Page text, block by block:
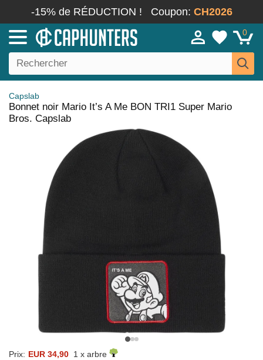
-15% de RÉDUCTION ! Coupon: CH2026
0
Capslab
Bonnet noir Mario It’s A Me BON TRI1 Super Mario
Bros. Capslab
Prix: EUR 34,90 1 x arbre